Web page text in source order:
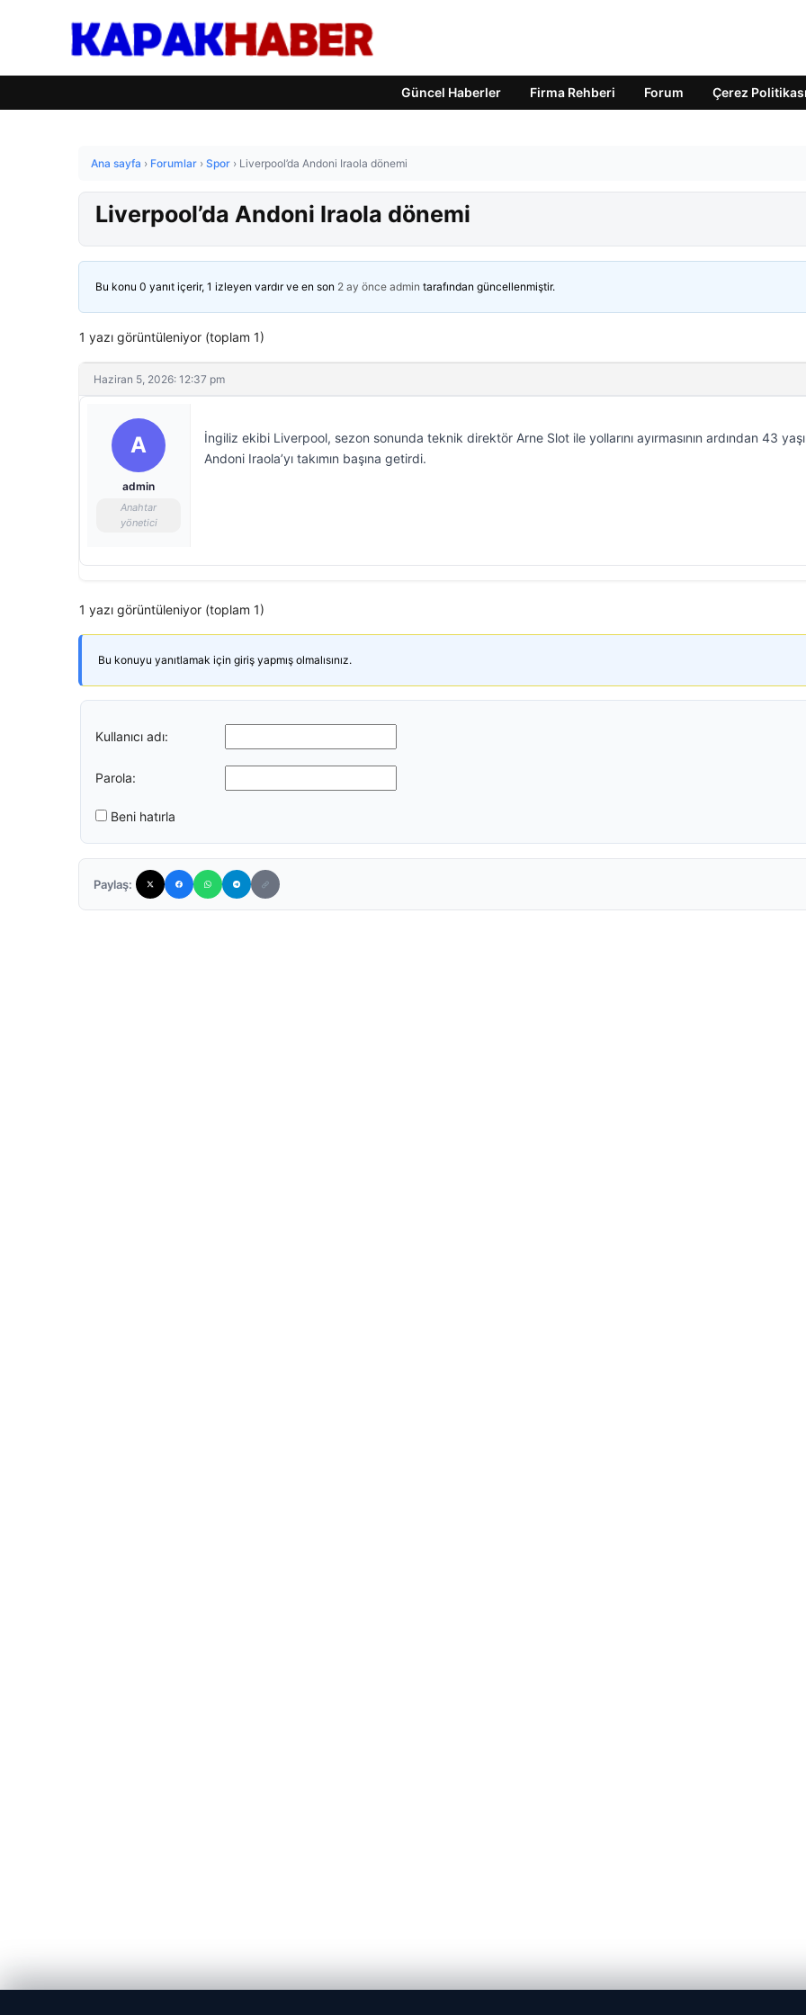
Güncel Haberler Firma Rehberi Forum Çerez Politikası
Ana sayfa › Forumlar › Spor › Liverpool’da Andoni Iraola dönemi
Liverpool’da Andoni Iraola dönemi
Bu konu 0 yanıt içerir, 1 izleyen vardır ve en son 2 ay önce admin tarafından güncellenmiştir.
1 yazı görüntüleniyor (toplam 1)
Haziran 5, 2026: 12:37 pm
A
admin
Anahtar
yönetici
İngiliz ekibi Liverpool, sezon sonunda teknik direktör Arne Slot ile yollarını ayırmasının ardından 43
Andoni Iraola’yı takımın başına getirdi.
1 yazı görüntüleniyor (toplam 1)
Bu konuyu yanıtlamak için giriş yapmış olmalısınız.
Kullanıcı adı:
Parola:
Beni hatırla
Paylaş: